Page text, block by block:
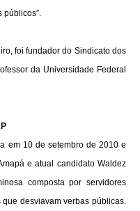
públicos”.
foi fundador do Sindicato dos
da Universidade Federal
em 10 de setembro de 2010 e
e atual candidato Waldez
composta por servidores
desviavam verbas públicas.